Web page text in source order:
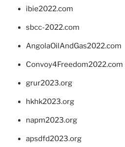
ibie2022.com
sbcc-2022.com
AngolaOilAndGas2022.com
Convoy4Freedom2022.com
grur2023.org
hkhk2023.org
napm2023.org
apsdfd2023.org